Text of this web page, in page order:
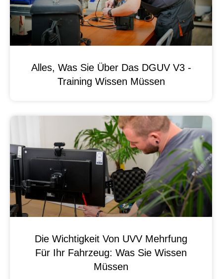
Alles, Was Sie Über Das DGUV V3 -
Training Wissen Müssen
Die Wichtigkeit Von UVV Mehrfung
Für Ihr Fahrzeug: Was Sie Wissen
Müssen